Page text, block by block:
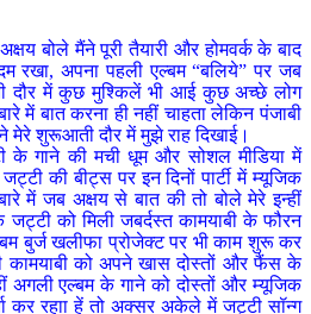
बोले मैंने पूरी तैयारी और होमवर्क के बाद
रखा, अपना पहली एल्बम “बलिये” पर जब
दौर में कुछ मुश्किलें भी आई कुछ अच्छे लोग
में बात करना ही नहीं चाहता लेकिन पंजाबी
मेरे शुरूआती दौर में मुझे राह दिखाई।
के गाने की मची धूम और सोशल मीडिया में
की बीट्स पर इन दिनों पार्टी में म्यूजिक
में जब अक्षय से बात की तो बोले मेरे इन्हीं
को मिली जबर्दस्त कामयाबी के फौरन
बुर्ज खलीफा प्रोजेक्ट पर भी काम शुरू कर
कामयाबी को अपने खास दोस्तों और फैंस के
अगली एल्बम के गाने को दोस्तों और म्यूजिक
कर रहाा हें तो अक्सर अकेले में जट्टी सॉन्ग